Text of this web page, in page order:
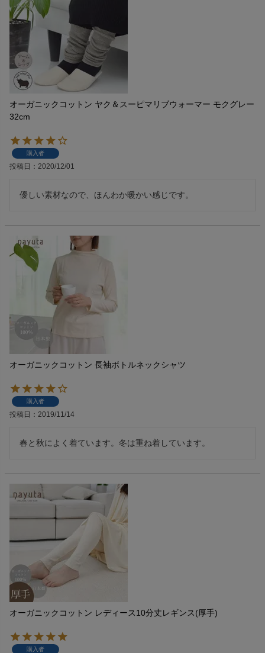
オーガニックコットン ヤク＆スーピマリブウォーマー モクグレー
32cm
購入者
投稿日 2020/12/01
優しい素材なので、ほんわか暖かい感じです。
オーガニックコットン 長袖ボトルネックシャツ
購入者
投稿日 2019/11/14
春と秋によく着ています。冬は重ね着しています。
オーガニックコットン レディース10分丈レギンス(厚手)
購入者